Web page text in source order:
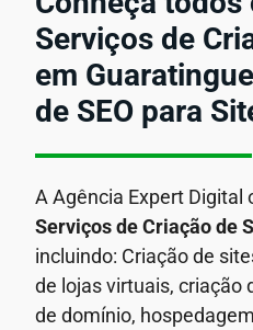
Serviços de
em
de SEO para
A Agência Expert Digital
Serviços de Criação de
incluindo: Criação de
de lojas virtuais, criação
de domínio,